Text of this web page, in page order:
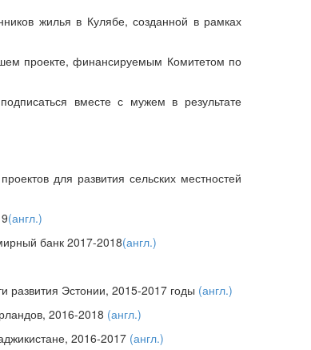
жилья в Кулябе, созданной в рамках
проекте, финансируемым Комитетом по
вместе с мужем в результате
для развития сельских местностей
(англ.)
банк 2017-2018(англ.)
развития Эстонии, 2015-2017 годы (англ.)
2016-2018 (англ.)
2016-2017 (англ.)